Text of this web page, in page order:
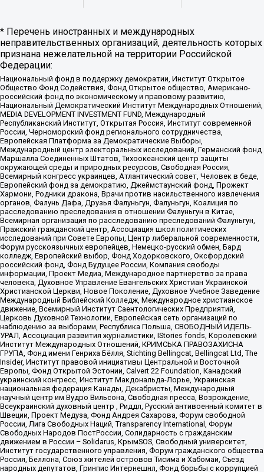
* Перечень иностранных и международных
неправительственных организаций, деятельность которых
признана нежелательной на территории Российской
Федерации:
Национальный фонд в поддержку демократии, Институт Открытое
Общество Фонд Содействия, Фонд Открытое общество, Американо-
российский фонд по экономическому и правовому развитию,
Национальный Демократический Институт Международных Отношений,
MEDIA DEVELOPMENT INVESTMENT FUND, Международный
Республиканский Институт, Открытая Россия, Институт современной
России, Черноморский фонд регионального сотрудничества,
Европейская Платформа за Демократические Выборы,
Международный центр электоральных исследований, Германский фонд
Маршалла Соединенных Штатов, Тихоокеанский центр защиты
окружающей среды и природных ресурсов, Свободная Россия,
Всемирный конгресс украинцев, Атлантический совет, Человек в беде,
Европейский фонд за демократию, Джеймстаунский фонд, Прожект
Хармони, Родники дракона, Врачи против насильственного извлечения
органов, Фалунь Дафа, Друзья Фалуньгун, Фалуньгун, Коалиция по
расследованию преследования в отношении Фалуньгун в Китае,
Всемирная организация по расследованию преследований Фалуньгун,
Пражский гражданский центр, Ассоциация школ политических
исследований при Совете Европы, Центр либеральной современности,
Форум русскоязычных европейцев, Немецко-русский обмен, Бард
колледж, Европейский выбор, Фонд Ходорковского, Оксфордский
российский фонд, Фонд Будущее России, Компания свободы
информации, Проект Медиа, Международное партнерство за права
человека, Духовное Управление Евангельских Христиан Украинской
Христианской Церкви, Новое Поколение, Духовное Учебное Заведение
Международный Библейский Колледж, Международное христианское
движение, Всемирный Институт Саентологических Предприятий,
Церковь Духовной Технологии, Европейская сеть организаций по
наблюдению за выборами, Республика Польша, СВОБОДНЫЙ ИДЕЛЬ-
УРАЛ, Ассоциация развития журналистики, IStories fonds, Королевский
Институт Международных Отношений, КРИМСЬКА ПРАВОЗАХИСНА
ГРУПА, Фонд имени Генриха Бёлля, Stichting Bellingcat, Bellingcat Ltd, The
Insider, Институт правовой инициативы Центральной и Восточной
Европы, Фонд Открытой Эстонии, Calvert 22 Foundation, Канадский
украинский конгресс, Институт Макдональда-Лорье, Украинская
национальная федерация Канады, Декабристы, Международный
научный центр им Вудро Вильсона, Свободная пресса, Возрождение,
Всеукраинский духовный центр , Риддл, Русский антивоенный комитет в
Швеции, Проект Медуза, Фонд Андрея Сахарова, Форум свободной
России, Лига Свободных Наций, Transparеncy International, Форум
Свободных Народов ПостРоссии, Солидарность с гражданским
движением в России – Solidarus, КрымSOS, Свободный университет,
Институт государственного управления, Форум гражданского общества
Россия, Беллона, Союз жителей островов Тисима и Хабомаи, Съезд
народных депутатов, Гринпис Интернешнл, Фонд борьбы с коррупцией